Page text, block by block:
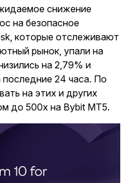
снижение
на безопасное
которые отслеживают
рынок, упали на
на 2,79% и
24 часа. По
на этих и других
до 500x на Bybit MT5.